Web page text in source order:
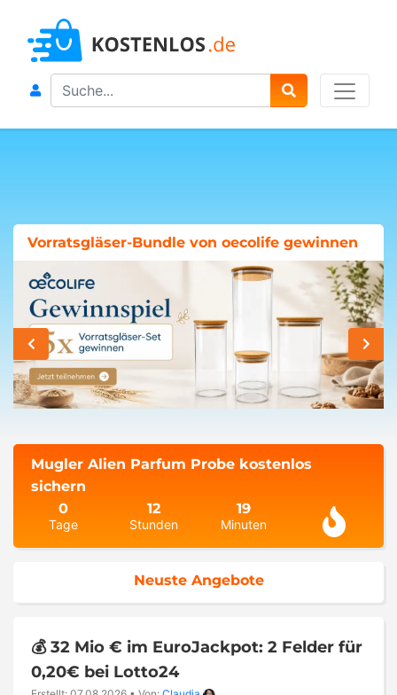
Search
Vorratsgläser-Bundle von oecolife gewinnen
Mugler Alien Parfum Probe kostenlos
sichern
0
Tage
12
Stunden
19
Minuten
Neuste Angebote
💰 32 Mio € im EuroJackpot: 2 Felder für
0,20€ bei Lotto24